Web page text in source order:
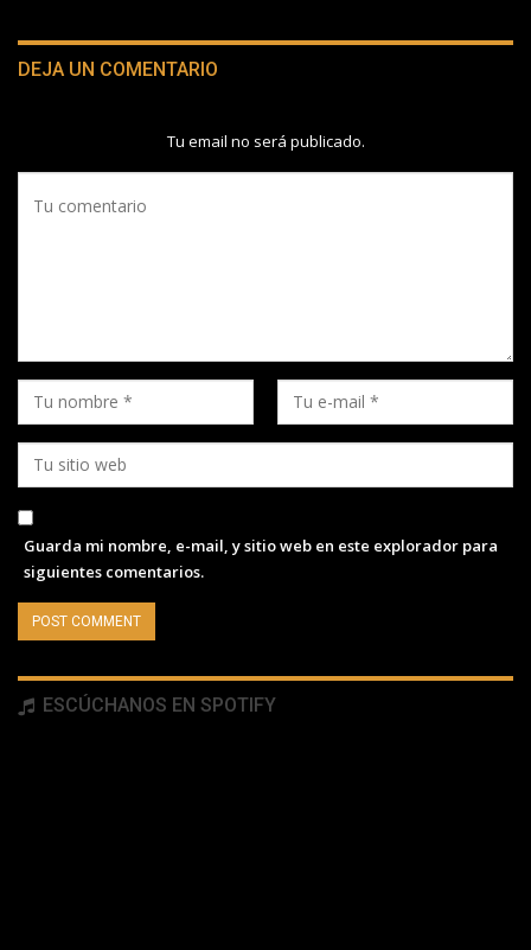
DEJA UN COMENTARIO
Tu email no será publicado.
Guarda mi nombre, e-mail, y sitio web en este explorador para
siguientes comentarios.
ESCÚCHANOS EN SPOTIFY